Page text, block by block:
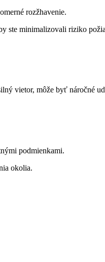
‌rozžhavenie.
ste minimalizovali⁣ riziko
​vietor, môže byť náročné
podmienkami.
okolia.